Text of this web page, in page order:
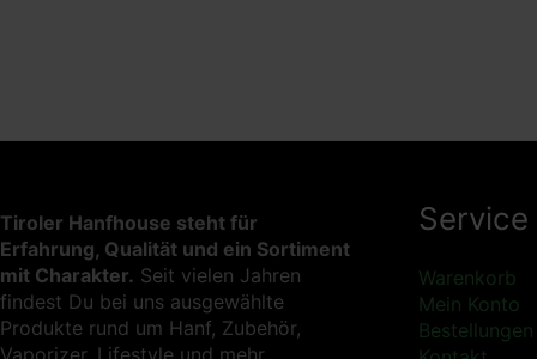
Tiroler Hanfhouse steht für
Erfahrung, Qualität und ein Sortiment
mit Charakter. Seit vielen Jahren
findest Du bei uns ausgewählte
Produkte rund um Hanf, Zubehör,
Service
Warenkorb
Mein Konto
Bestellungen